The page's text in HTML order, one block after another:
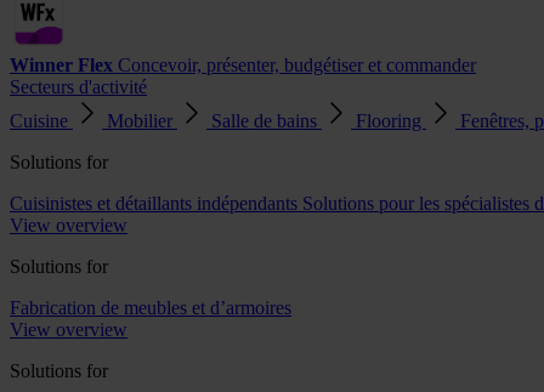
Winner Flex Concevoir, présenter, budgétiser et commander
Secteurs d'activité
Cuisine
Mobilier Salle de bains Flooring
Fenêtres,
Solutions for
Cuisinistes et détaillants indépendants Solutions pour les spécialistes
View overview
Solutions for
Fabrication de meubles et d’armoires
View overview
Solutions for